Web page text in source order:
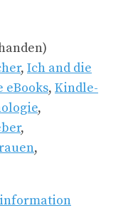
, Ich and die
eBooks, Kindle-
,
,
,